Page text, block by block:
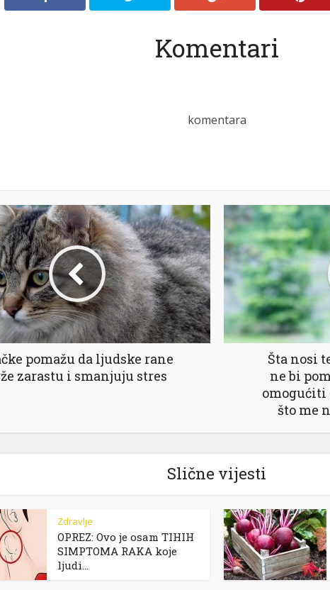
Komentari
komentara
pomažu da ljudske rane
zarastu i smanjuju stres
Šta nosi
ne bi
omogućiti
što me
Slične vijesti
Zdravlje
OPREZ: Ovo je osam TIHIH
SIMPTOMA RAKA koje
ljudi...